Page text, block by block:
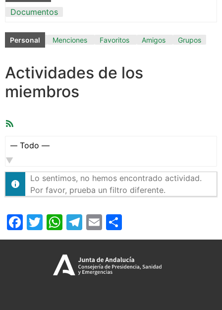
Documentos
Personal Menciones Favoritos Amigos Grupos
Actividades de los
miembros
Mostrar:
Lo sentimos, no hemos encontrado actividad.
Por favor, prueba un filtro diferente.
Facebook
Twitter
WhatsApp
Telegram
Email